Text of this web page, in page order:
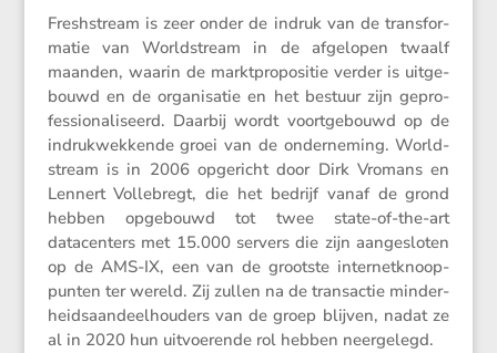
Fresh­stream is zeer onder de indruk van de trans­for­
matie van World­stream in de afgelopen twaalf
maanden, waarin de markt­pro­po­sitie verder is uitge­
bouwd en de organi­satie en het bestuur zijn gepro­
fes­si­o­na­li­seerd. Daarbij wordt voort­ge­bouwd op de
indruk­wek­kende groei van de onder­ne­ming. World­
stream is in 2006 opgericht door Dirk Vromans en
Lennert Volle­bregt, die het bedrijf vanaf de grond
hebben opgebouwd tot twee state-of-the-art
datacen­ters met 15.000 servers die zijn aange­sloten
op de AMS-IX, een van de grootste inter­net­knoop­
punten ter wereld. Zij zullen na de trans­actie minder­
heids­aan­deel­hou­ders van de groep blijven, nadat ze
al in 2020 hun uitvoe­rende rol hebben neergelegd.